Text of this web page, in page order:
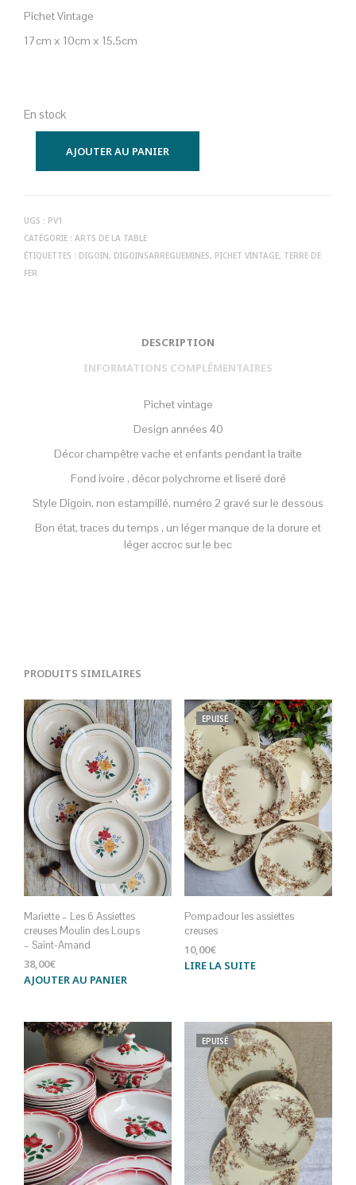
Pichet Vintage
17cm x 10cm x 15,5cm
En stock
AJOUTER AU PANIER
UGS : PV1
CATÉGORIE : ARTS DE LA TABLE
ÉTIQUETTES : DIGOIN, DIGOINSARREGUEMINES, PICHET VINTAGE, TERRE DE
FER
DESCRIPTION
INFORMATIONS COMPLÉMENTAIRES
Pichet vintage
Design années 40
Décor champêtre vache et enfants pendant la traite
Fond ivoire , décor polychrome et liseré doré
Style Digoin, non estampillé, numéro 2 gravé sur le dessous
Bon état, traces du temps , un léger manque de la dorure et
léger accroc sur le bec
PRODUITS SIMILAIRES
Mariette – Les 6 Assiettes
creuses Moulin des Loups
– Saint-Amand
38,00€
AJOUTER AU PANIER
EPUISÉ
Pompadour les assiettes
creuses
10,00€
LIRE LA SUITE
EPUISÉ